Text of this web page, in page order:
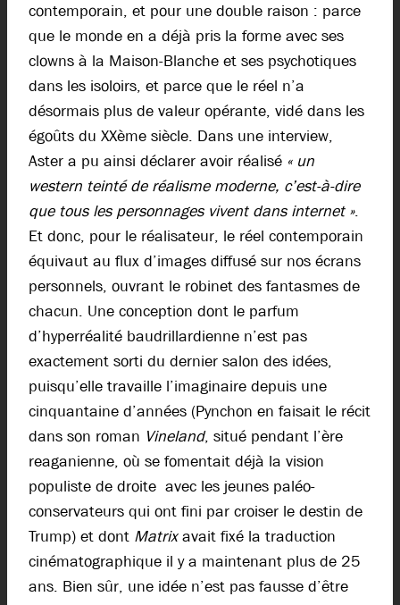
contemporain, et pour une double raison : parce
que le monde en a déjà pris la forme avec ses
clowns à la Maison-Blanche et ses psychotiques
dans les isoloirs, et parce que le réel n’a
désormais plus de valeur opérante, vidé dans les
égoûts du XXème siècle. Dans une interview,
Aster a pu ainsi déclarer avoir réalisé « un
western teinté de réalisme moderne, c’est-à-dire
que tous les personnages vivent dans internet ».
Et donc, pour le réalisateur, le réel contemporain
équivaut au flux d’images diffusé sur nos écrans
personnels, ouvrant le robinet des fantasmes de
chacun. Une conception dont le parfum
d’hyperréalité baudrillardienne n’est pas
exactement sorti du dernier salon des idées,
puisqu’elle travaille l’imaginaire depuis une
cinquantaine d’années (Pynchon en faisait le récit
dans son roman Vineland, situé pendant l’ère
reaganienne, où se fomentait déjà la vision
populiste de droite avec les jeunes paléo-
conservateurs qui ont fini par croiser le destin de
Trump) et dont Matrixavait fixé la traduction
cinématographique il y a maintenant plus de 25
ans. Bien sûr, une idée n’est pas fausse d’être